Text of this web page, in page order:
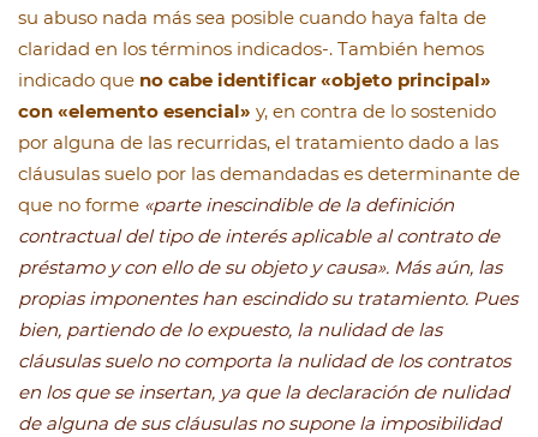
su abuso nada más sea posible cuando haya falta de
claridad en los términos indicados-. También hemos
indicado que no cabe identificar «objeto principal»
con «elemento esencial» y, en contra de lo sostenido
por alguna de las recurridas, el tratamiento dado a las
cláusulas suelo por las demandadas es determinante de
que no forme «parte inescindible de la definición
contractual del tipo de interés aplicable al contrato de
préstamo y con ello de su objeto y causa». Más aún, las
propias imponentes han escindido su tratamiento. Pues
bien, partiendo de lo expuesto, la nulidad de las
cláusulas suelo no comporta la nulidad de los contratos
en los que se insertan, ya que la declaración de nulidad
de alguna de sus cláusulas no supone la imposibilidad